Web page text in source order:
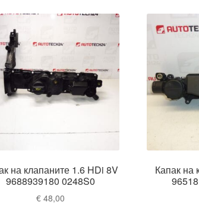
на клапаните 1.6 HDi 8V
9688939180 0248S0
€ 48,00
Капак на